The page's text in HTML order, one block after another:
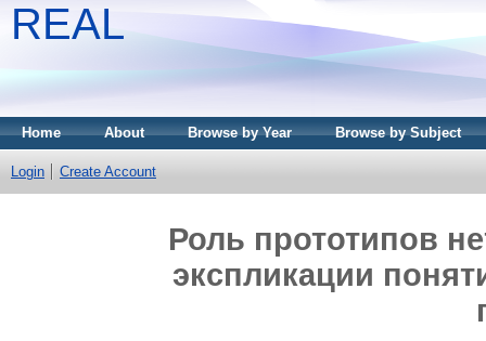
REAL
Home About Browse by Year Browse by Subject
Login Create Account
Роль прототипов
экспликации